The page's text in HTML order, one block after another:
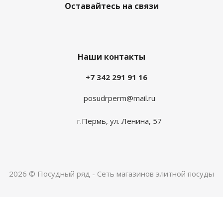
Оставайтесь на связи
Наши контакты
+7 342 291 91 16
posudrperm@mail.ru
г.Пермь, ул. Ленина, 57
2026 © Посудный ряд - Сеть магазинов элитной посуды